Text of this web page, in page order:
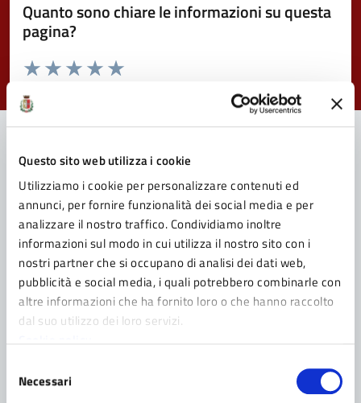
Questo sito web utilizza i cookie
Utilizziamo i cookie per personalizzare contenuti ed
annunci, per fornire funzionalità dei social media e per
analizzare il nostro traffico. Condividiamo inoltre
informazioni sul modo in cui utilizza il nostro sito con i
nostri partner che si occupano di analisi dei dati web,
pubblicità e social media, i quali potrebbero combinarle con
altre informazioni che ha fornito loro o che hanno raccolto
dal suo utilizzo dei loro servizi.
delNecessari
Quanto sono chiare le informazioni su questa
pagina?
Valuta da 1 a 5 stelle la pagina
Contatta il Comune
Leggi le domande frequenti
Richiedi assistenza
Prenota appuntamento
Problemi in città